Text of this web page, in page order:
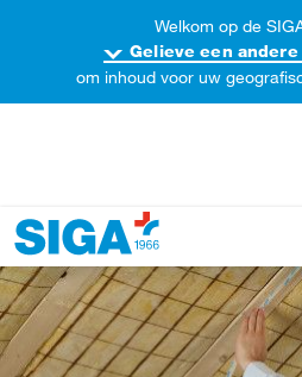
de website
Welkom op de
Gelieve een
om inhoud voor uw